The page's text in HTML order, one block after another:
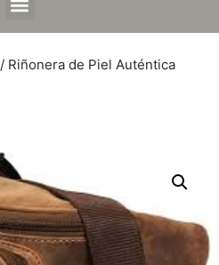
/ Riñonera de Piel Auténtica